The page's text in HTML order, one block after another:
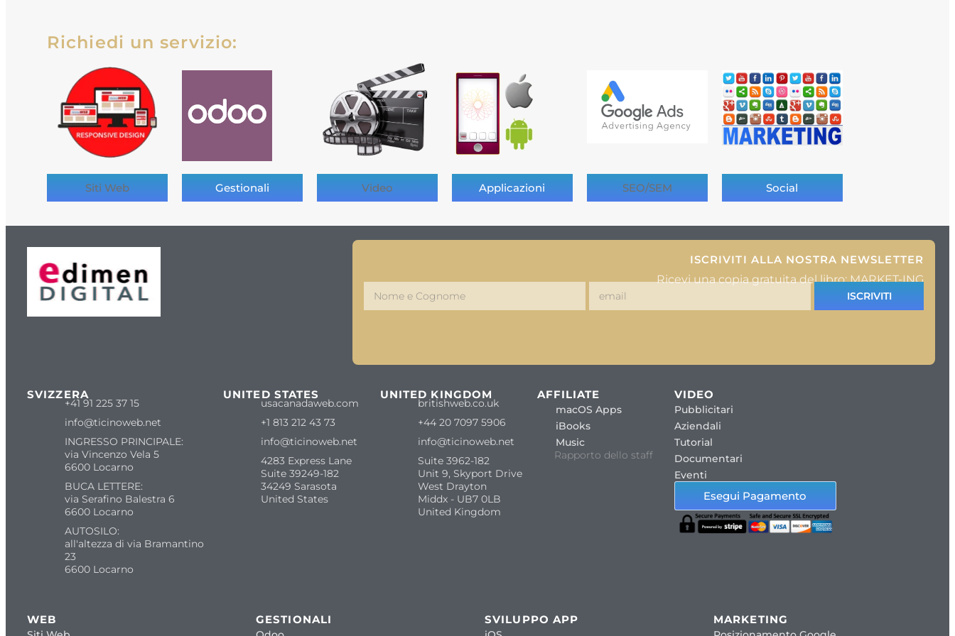
Richiedi un servizio:
Siti Web Gestionali Video Applicazioni SEO/SEM Social
ISCRIVITI ALLA NOSTRA NEWSLETTER
Ricevi una copia gratuita del libro: MARKET-ING
ISCRIVITI
SVIZZERA
+41 91 225 37 15
info@ticinoweb.net
INGRESSO PRINCIPALE:
via Vincenzo Vela 5
6600 Locarno
BUCA LETTERE:
via Serafino Balestra 6
6600 Locarno
AUTOSILO:
all'altezza di via Bramantino
23
6600 Locarno
UNITED STATES
usacanadaweb.com
+1 813 212 43 73
info@ticinoweb.net
4283 Express Lane
Suite 39249-182
34249 Sarasota
United States
UNITED KINGDOM
britishweb.co.uk
+44 20 7097 5906
info@ticinoweb.net
Suite 3962-182
Unit 9, Skyport Drive
West Drayton
Middx - UB7 0LB
United Kingdom
AFFILIATE
macOS Apps
iBooks
Music
Rapporto dello staff
VIDEO
Pubblicitari
Aziendali
Tutorial
Documentari
Eventi
Esegui Pagamento
WEB GESTIONALI SVILUPPO APP MARKETING